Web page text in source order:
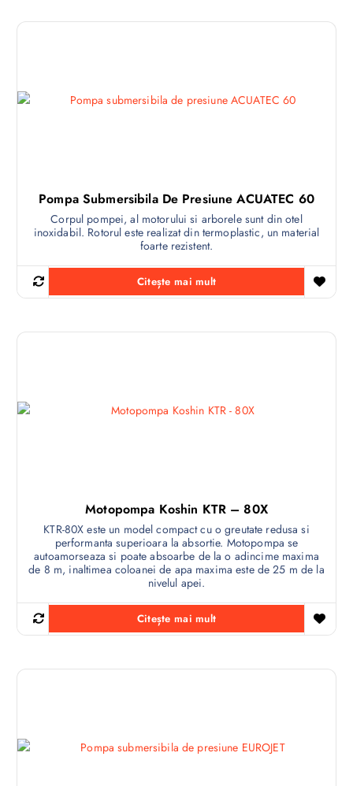
Pompa Submersibila De Presiune ACUATEC 60
Corpul pompei, al motorului si arborele sunt din otel
inoxidabil. Rotorul este realizat din termoplastic, un material
foarte rezistent.
Citește mai mult
Motopompa Koshin KTR – 80X
KTR-80X este un model compact cu o greutate redusa si
performanta superioara la absortie. Motopompa se
autoamorseaza si poate absoarbe de la o adincime maxima
de 8 m, inaltimea coloanei de apa maxima este de 25 m de la
nivelul apei.
Citește mai mult